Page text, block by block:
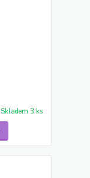
Skladem 3 ks